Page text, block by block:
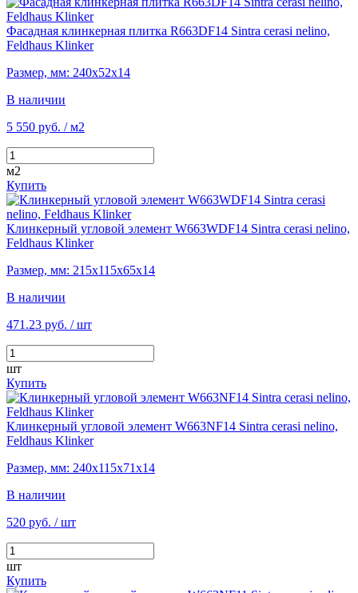
Фасадная клинкерная плитка R663DF14 Sintra cerasi nelino,
Feldhaus Klinker
Размер, мм: 240х52х14
В наличии
5 550 руб. / м2
м2
Купить
Клинкерный угловой элемент W663WDF14 Sintra cerasi nelino,
Feldhaus Klinker
Размер, мм: 215х115х65х14
В наличии
471.23 руб. / шт
шт
Купить
Клинкерный угловой элемент W663NF14 Sintra cerasi nelino,
Feldhaus Klinker
Размер, мм: 240х115х71х14
В наличии
520 руб. / шт
шт
Купить